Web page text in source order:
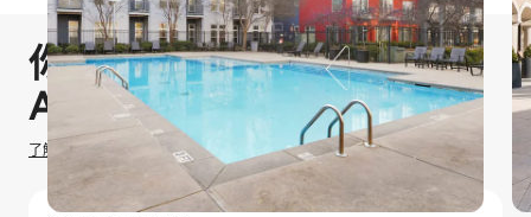
顯示 0 項，共 0 項
你有機會賺取$0 TWD在
Airbnb 出租
了解我們如何估算你的收入